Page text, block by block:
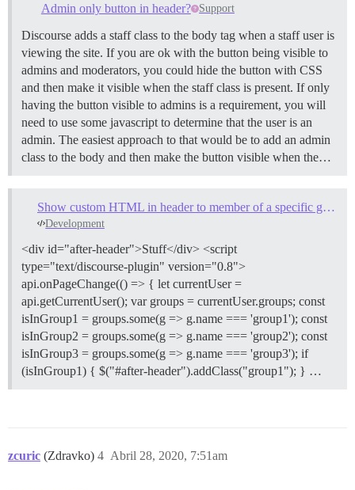
Admin only button in header? Support
Discourse adds a staff class to the body tag when a staff user is
viewing the site. If you are ok with the button being visible to
admins and moderators, you could hide the button with CSS
and then make it visible when the staff class is present. If only
having the button visible to admins is a requirement, you will
need to use some javascript to determine that the user is an
admin. The easiest approach to that would be to add an admin
class to the body and then make the button visible when the…
Show custom HTML in header to member of a specific group
Development
<div id="after-header">Stuff</div> <script
type="text/discourse-plugin" version="0.8">
api.onPageChange(() => { let currentUser =
api.getCurrentUser(); var groups = currentUser.groups; const
isInGroup1 = groups.some(g => g.name === 'group1'); const
isInGroup2 = groups.some(g => g.name === 'group2'); const
isInGroup3 = groups.some(g => g.name === 'group3'); if
(isInGroup1) { $("#after-header").addClass("group1"); } …
zcuric (Zdravko) Abril 28, 2020, 7:51am
4